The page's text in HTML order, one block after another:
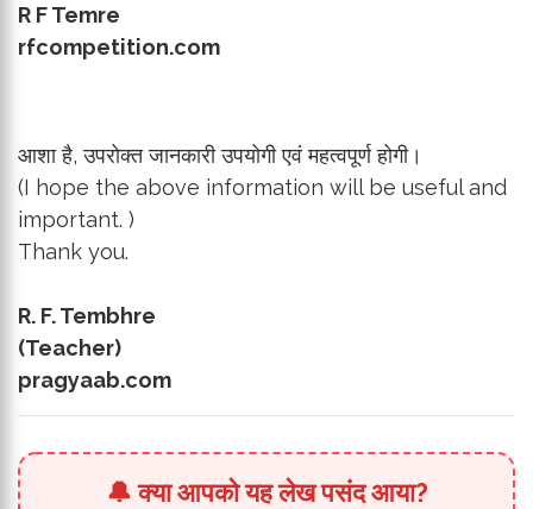
R F Temre
rfcompetition.com
आशा है, उपरोक्त जानकारी उपयोगी एवं महत्वपूर्ण होगी।
(I hope the above information will be useful and
important. )
Thank you.
R. F. Tembhre
(Teacher)
pragyaab.com
🔔 क्या आपको यह लेख पसंद आया?